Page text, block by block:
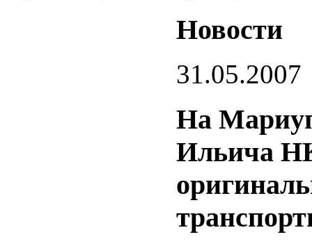
Новости
31.05.2007
На
Ильича